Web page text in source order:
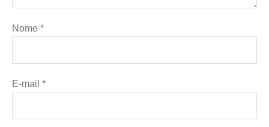
Nome *
E-mail *